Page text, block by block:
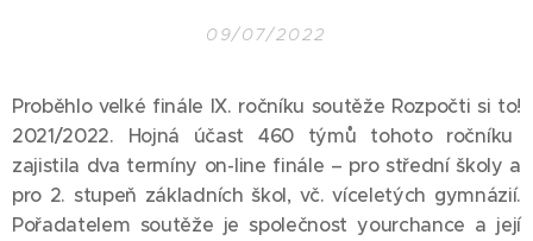
09/07/2022
Proběhlo velké finále IX. ročníku soutěže Rozpočti si to!
2021/2022. Hojná účast 460 týmů tohoto ročníku
zajistila dva termíny on-line finále – pro střední školy a
pro 2. stupeň základních škol, vč. víceletých gymnázií.
Pořadatelem soutěže je společnostyourchance a její